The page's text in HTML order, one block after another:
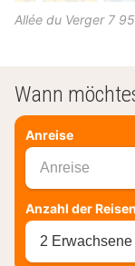
Allée du Verger 7
Wann
Anreise
Anreise
Anzahl der
2